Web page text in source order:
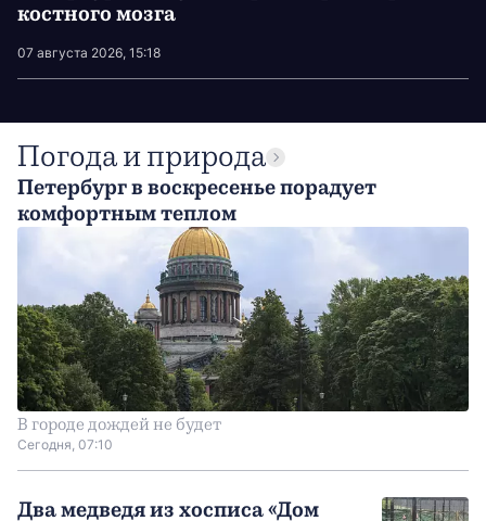
костного мозга
07 августа 2026, 15:18
Погода и природа
Петербург в воскресенье порадует
комфортным теплом
В городе дождей не будет
Сегодня, 07:10
Два медведя из хосписа «Дом